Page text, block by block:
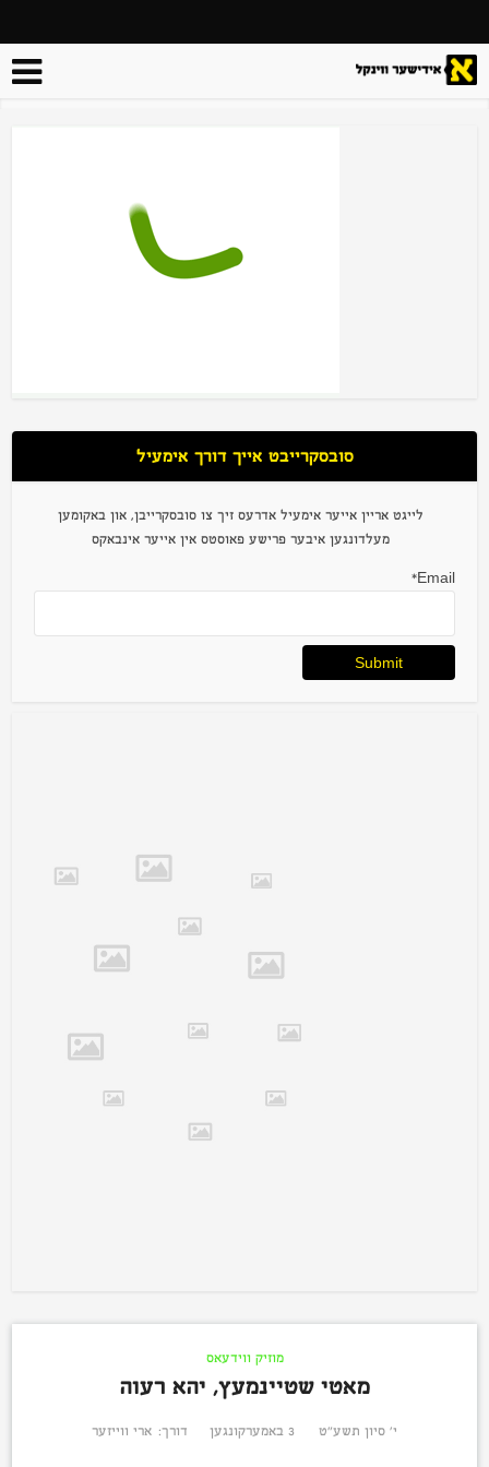
סובסקרייבט אייך דורך אימעיל
לייגט אריין אייער אימעיל אדרעס זיך צו סובסקרייבן, און באקומען
מעלדונגען איבער פרישע פאוסטס אין אייער אינבאקס
Email*
מוזיק ווידעאס
מאטי שטיינמעץ, יהא רעוה
י׳ סיון תשע״ט 3 באמערקונגען דורך: ארי ווייזער